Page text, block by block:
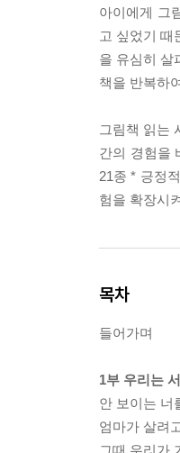
아이에게 그
고 싶었기 때
을 유심히 살
책을 반복하
그림책 읽는
간의 경험을
21종 * 긍정
험을 확장시
목차
들어가며
1부 우리는
안 보이는 너
엄마가 살려
그때 우리가